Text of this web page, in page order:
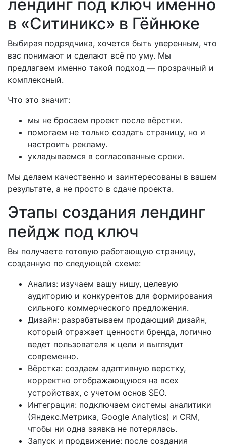
лендинг под ключ именно
в «Ситиникс» в Гёйнюке
Выбирая подрядчика, хочется быть уверенным, что
вас понимают и сделают всё по уму. Мы
предлагаем именно такой подход — прозрачный и
комплексный.
Что это значит:
мы не бросаем проект после вёрстки.
помогаем не только создать страницу, но и
настроить рекламу.
укладываемся в согласованные сроки.
Мы делаем качественно и заинтересованы в вашем
результате, а не просто в сдаче проекта.
Этапы создания лендинг
пейдж под ключ
Вы получаете готовую работающую страницу,
созданную по следующей схеме:
Анализ: изучаем вашу нишу, целевую
аудиторию и конкурентов для формирования
сильного коммерческого предложения.
Дизайн: разрабатываем продающий дизайн,
который отражает ценности бренда, логично
ведет пользователя к цели и выглядит
современно.
Вёрстка: создаем адаптивную верстку,
корректно отображающуюся на всех
устройствах, с учетом основ SEO.
Интеграция: подключаем системы аналитики
(Яндекс.Метрика, Google Analytics) и CRM,
чтобы ни одна заявка не потерялась.
Запуск и продвижение: после создания